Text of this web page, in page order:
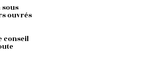
ouvrés
conseil